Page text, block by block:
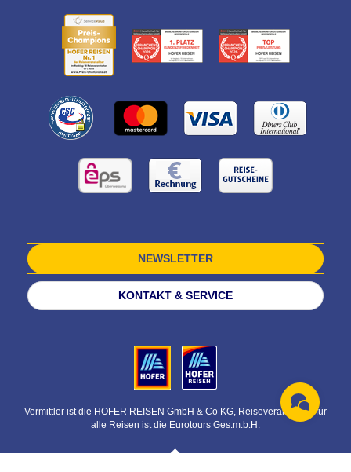
NEWSLETTER
KONTAKT & SERVICE
Vermittler ist die HOFER REISEN GmbH & Co KG, Reiseveranstalter für
alle Reisen ist die Eurotours Ges.m.b.H.